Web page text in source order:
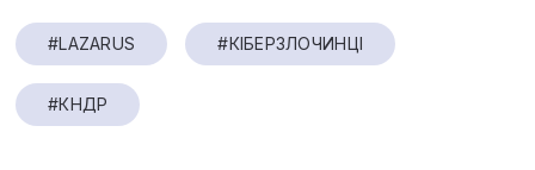
#LAZARUS #КІБЕРЗЛОЧИНЦІ
#КНДР